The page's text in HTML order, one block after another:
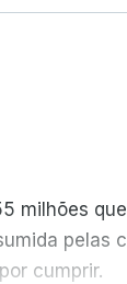
milhões
pelas
cumprir.